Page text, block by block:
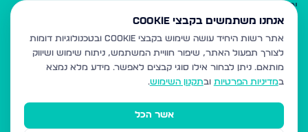
ירושלים
אלעד
גבעת זאב
בית שמש
רכסים
מודיעין עילית
אנחנו משתמשים בקבצי Cookie
אתר רשות היחיד עושה שימוש בקבצי Cookie ובטכנולוגיות דומות
לצורך תפעול האתר, שיפור חוויית המשתמש, ניתוח שימוש ושיווק
מותאם. ניתן לבחור אילו סוגי קבצים לאפשר. מידע מלא נמצא
במדיניות הפרטיות ובתקנון השימוש.
אשר הכל